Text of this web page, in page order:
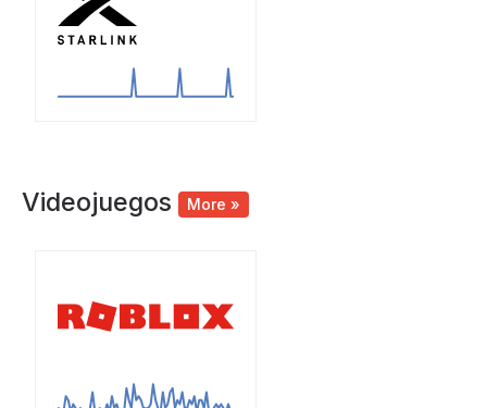
Videojuegos More »